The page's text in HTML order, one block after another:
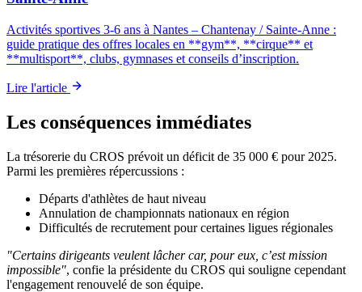
Activités sportives 3-6 ans à Nantes – Chantenay / Sainte‑Anne :
guide pratique des offres locales en **gym**, **cirque** et
**multisport**, clubs, gymnases et conseils d’inscription.
Lire l'article
Les conséquences immédiates
La trésorerie du CROS prévoit un déficit de 35 000 € pour 2025.
Parmi les premières répercussions :
Départs d'athlètes de haut niveau
Annulation de championnats nationaux en région
Difficultés de recrutement pour certaines ligues régionales
"Certains dirigeants veulent lâcher car, pour eux, c’est mission
impossible", confie la présidente du CROS qui souligne cependant
l'engagement renouvelé de son équipe.